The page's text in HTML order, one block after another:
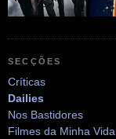
SECÇÕES
Críticas
Dailies
Nos Bastidores
Filmes da Minha Vida